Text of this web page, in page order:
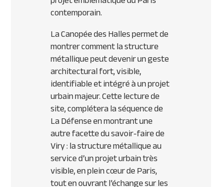
contemporain.
La Canopée des Halles permet de
montrer comment la structure
métallique peut devenir un geste
architectural fort, visible,
identifiable et intégré à un projet
urbain majeur. Cette lecture de
site, complétera la séquence de
La Défense en montrant une
autre facette du savoir-faire de
Viry : la structure métallique au
service d’un projet urbain très
visible, en plein cœur de Paris,
tout en ouvrant l’échange sur les